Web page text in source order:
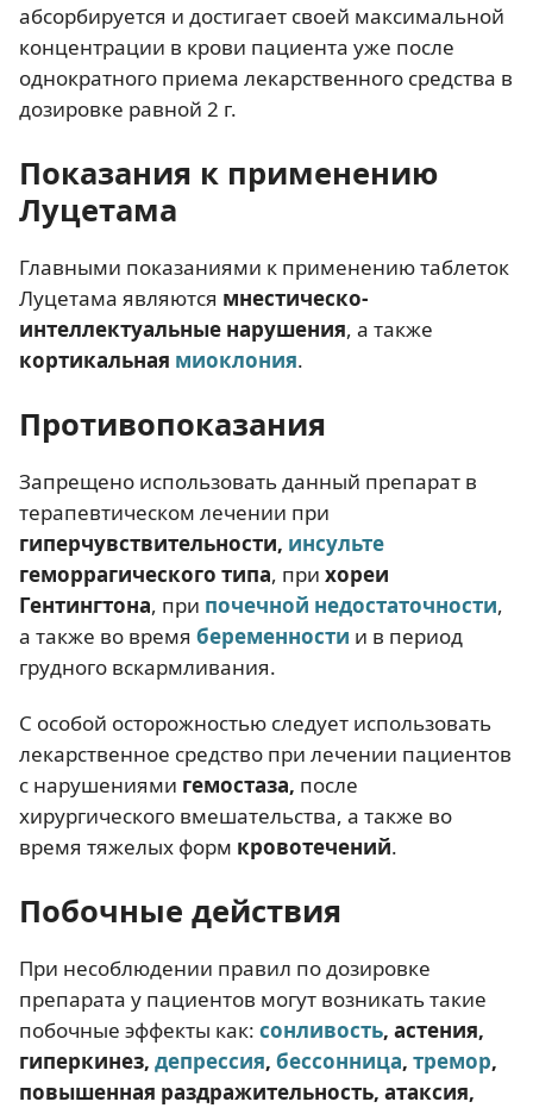
абсорбируется и достигает своей максимальной
концентрации в крови пациента уже после
однократного приема лекарственного средства в
дозировке равной 2 г.
Показания к применению
Луцетама
Главными показаниями к применению таблеток
Луцетама являются мнестическо-
интеллектуальные нарушения, а также
кортикальная миоклония.
Противопоказания
Запрещено использовать данный препарат в
терапевтическом лечении при
гиперчувствительности, инсульте
геморрагического типа, при хореи
Гентингтона, при почечной недостаточности,
а также во время беременности и в период
грудного вскармливания.
С особой осторожностью следует использовать
лекарственное средство при лечении пациентов
с нарушениями гемостаза, после
хирургического вмешательства, а также во
время тяжелых форм кровотечений.
Побочные действия
При несоблюдении правил по дозировке
препарата у пациентов могут возникать такие
побочные эффекты как: сонливость, астения,
гиперкинез, депрессия, бессонница, тремор,
повышенная раздражительность, атаксия,